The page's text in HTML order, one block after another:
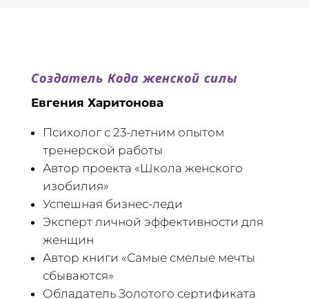
Создатель Кода женской силы
Евгения Харитонова
Психолог с 23-летним опытом
тренерской работы
Автор проекта «Школа женского
изобилия»
Успешная бизнес-леди
Эксперт личной эффективности для
женщин
Автор книги «Самые смелые мечты
сбываются»
Обладатель Золотого сертификата